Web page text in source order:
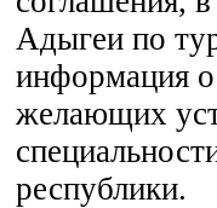
Адыгеи по
информация
желающих
республики.